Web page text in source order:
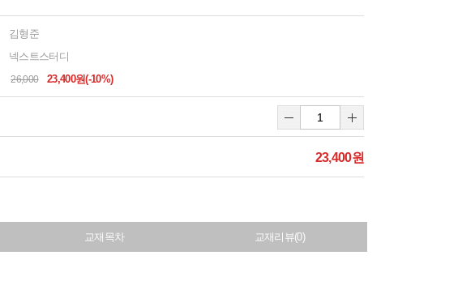
김형준
넥스트스터디
26,000 23,400원(-10%)
23,400원
교재목차 교재리뷰(0)